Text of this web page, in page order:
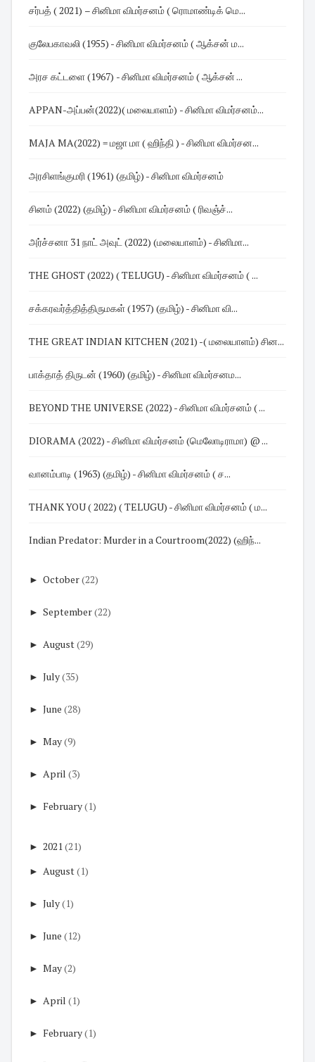
சர்பத் ( 2021) – சினிமா விமர்சனம் ( ரொமாண்டிக் மெ...
குலேபகாவலி (1955) - சினிமா விமர்சனம் ( ஆக்சன் ம...
அரச கட்டளை (1967) - சினிமா விமர்சனம் ( ஆக்சன் ...
APPAN-அப்பன்(2022)( மலையாளம்) - சினிமா விமர்சனம்...
MAJA MA(2022) = மஜா மா ( ஹிந்தி ) - சினிமா விமர்சன...
அரசிளங்குமரி (1961) (தமிழ்) - சினிமா விமர்சனம்
சினம் (2022) (தமிழ்) - சினிமா விமர்சனம் ( ரிவஞ்ச்...
அர்ச்சனா 31 நாட் அவுட் (2022) (மலையாளம்) - சினிமா...
THE GHOST (2022) ( TELUGU) - சினிமா விமர்சனம் ( ...
சக்கரவர்த்தித்திருமகள் (1957) (தமிழ்) - சினிமா வி...
THE GREAT INDIAN KITCHEN (2021) -( மலையாளம்) சின...
பாக்தாத் திருடன் (1960) (தமிழ்) - சினிமா விமர்சனம...
BEYOND THE UNIVERSE (2022) - சினிமா விமர்சனம் ( ...
DIORAMA (2022) - சினிமா விமர்சனம் (மெலோடிராமா) @ ...
வானம்பாடி (1963) (தமிழ்) - சினிமா விமர்சனம் ( ச...
THANK YOU ( 2022) ( TELUGU) - சினிமா விமர்சனம் ( ம...
Indian Predator: Murder in a Courtroom(2022) (ஹிந்...
► October(22)
► September(22)
► August(29)
► July(35)
► June (28)
► May(9)
► April (3)
► February(1)
► 2021 (21)
► August(1)
► July(1)
► June (12)
► May(2)
► April (1)
► February(1)